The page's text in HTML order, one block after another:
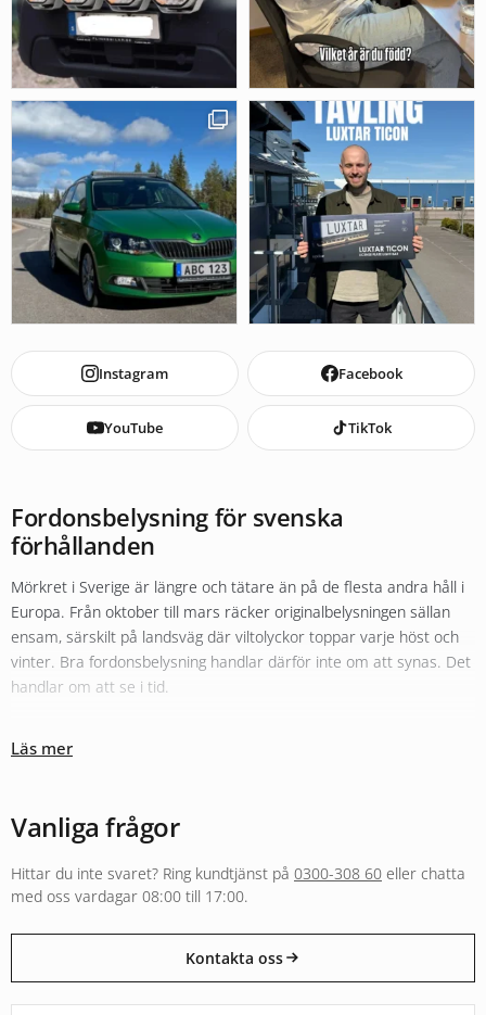
Instagram Facebook
YouTube TikTok
Fordonsbelysning för svenska
förhållanden
Mörkret i Sverige är längre och tätare än på de flesta andra håll i
Europa. Från oktober till mars räcker originalbelysningen sällan
ensam, särskilt på landsväg där viltolyckor toppar varje höst och
vinter. Bra fordonsbelysning handlar därför inte om att synas. Det
handlar om att se i tid.
konvertering
för bättre färgtemperatur och räckvidd. För längre
sträckor i mörker fyller
funktion än vad originalljuset klarar, både i räckvidd och i ljusbild.
Arbetsbelysning och varningsljus följer separata regelverk och är
till varningsljus på utryckningsfordon.
E-godkänt för väg eller byggt för annan användning
Läs mer
Vanliga frågor
Hittar du inte svaret? Ring kundtjänst på 0300-308 60 eller chatta
med oss vardagar 08:00 till 17:00.
Kontakta oss